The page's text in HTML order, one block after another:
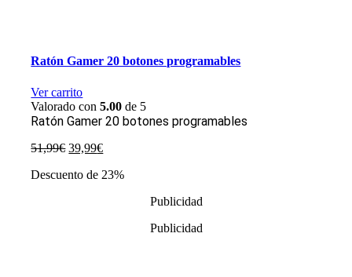
Ratón Gamer 20 botones programables
Ver carrito
Valorado con5.00 de 5
Ratón Gamer 20 botones programables
51,99€ El
original
39,99€El
actual
Descuento de 23%
Publicidad
Publicidad